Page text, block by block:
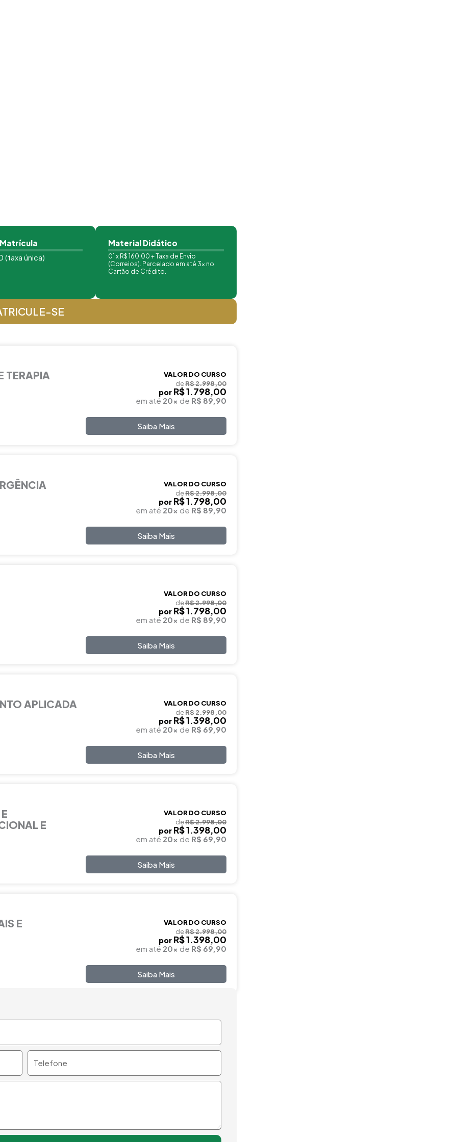
(taxa única)
Material Didático
01 x R$ 160,00 + Taxa de Envio
(Correios). Parcelado em até 3x no
Cartão de Crédito.
SE
TERAPIA
VALOR DO CURSO
deR$ 2.998,00
por R$ 1.798,00
em até 20x de R$ 89,90
Saiba Mais
VALOR DO CURSO
deR$ 2.998,00
por R$ 1.798,00
em até 20x de R$ 89,90
Saiba Mais
VALOR DO CURSO
deR$ 2.998,00
por R$ 1.798,00
em até 20x de R$ 89,90
Saiba Mais
APLICADA
VALOR DO CURSO
deR$ 2.998,00
por R$ 1.398,00
em até 20x de R$ 69,90
Saiba Mais
E
VALOR DO CURSO
deR$ 2.998,00
por R$ 1.398,00
em até 20x de R$ 69,90
Saiba Mais
E
VALOR DO CURSO
deR$ 2.998,00
por R$ 1.398,00
em até 20x de R$ 69,90
Saiba Mais